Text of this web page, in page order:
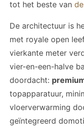
tot het beste van
De architectuur is
met royale open
vierkante meter
vier-en-een-halve
doordacht:
topapparatuur,
vloerverwarming
geïntegreerd